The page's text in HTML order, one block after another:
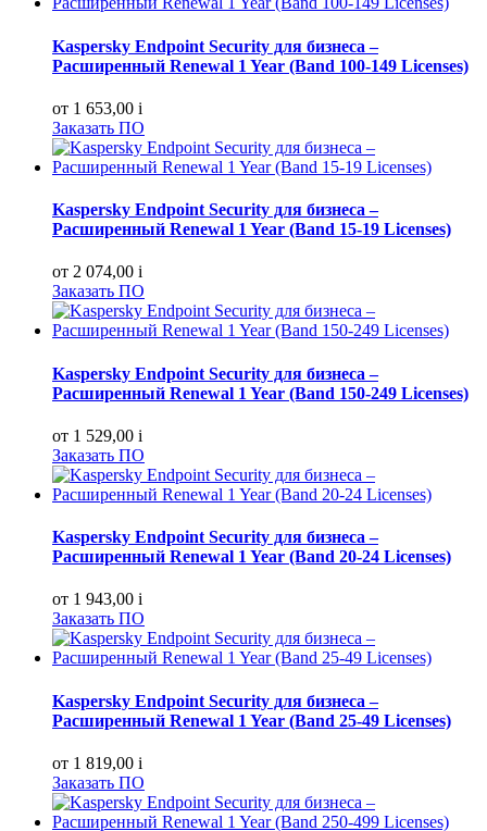
Kaspersky Endpoint Security для бизнеса –
Расширенный Renewal 1 Year (Band 100-149 Licenses)
от 1 653,00 i
Заказать ПО
Kaspersky Endpoint Security для бизнеса –
Расширенный Renewal 1 Year (Band 15-19 Licenses)
от 2 074,00 i
Заказать ПО
Kaspersky Endpoint Security для бизнеса –
Расширенный Renewal 1 Year (Band 150-249 Licenses)
от 1 529,00 i
Заказать ПО
Kaspersky Endpoint Security для бизнеса –
Расширенный Renewal 1 Year (Band 20-24 Licenses)
от 1 943,00 i
Заказать ПО
Kaspersky Endpoint Security для бизнеса –
Расширенный Renewal 1 Year (Band 25-49 Licenses)
от 1 819,00 i
Заказать ПО